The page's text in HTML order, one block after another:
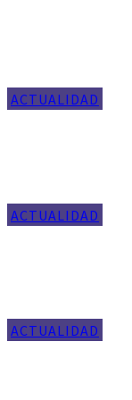
ACTUALIDAD
ACTUALIDAD
ACTUALIDAD